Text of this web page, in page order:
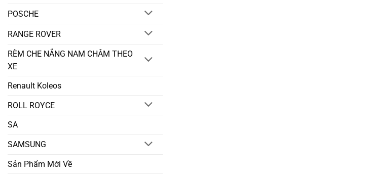
POSCHE
RANGE ROVER
RÈM CHE NẮNG NAM CHÂM THEO
XE
Renault Koleos
ROLL ROYCE
SA
SAMSUNG
Sản Phẩm Mới Về